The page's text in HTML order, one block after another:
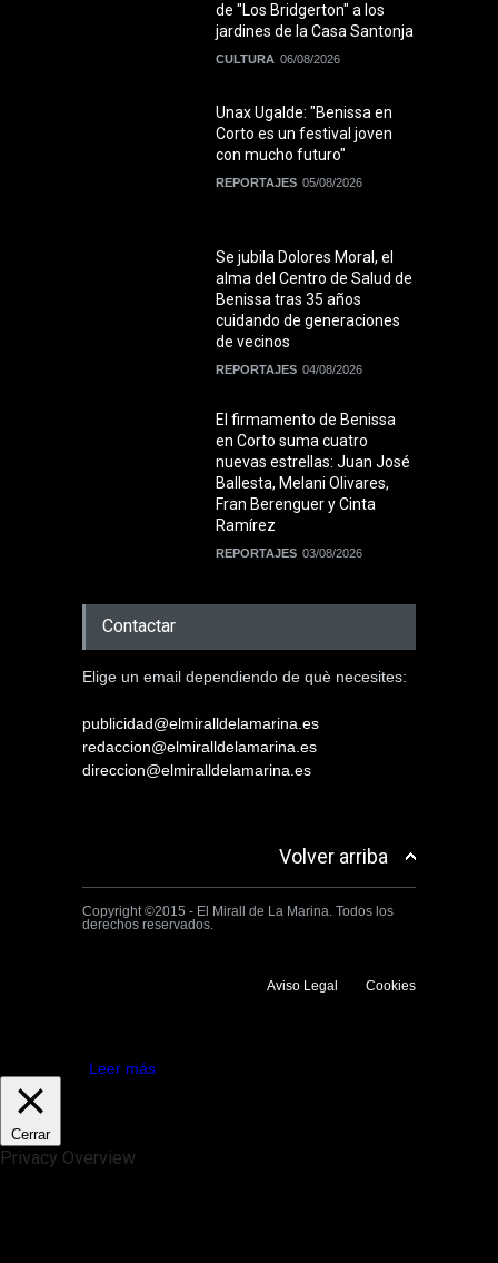
de "Los Bridgerton" a los
jardines de la Casa Santonja
CULTURA 06/08/2026
Unax Ugalde: "Benissa en
Corto es un festival joven
con mucho futuro"
REPORTAJES 05/08/2026
Se jubila Dolores Moral, el
alma del Centro de Salud de
Benissa tras 35 años
cuidando de generaciones
de vecinos
REPORTAJES 04/08/2026
El firmamento de Benissa
en Corto suma cuatro
nuevas estrellas: Juan José
Ballesta, Melani Olivares,
Fran Berenguer y Cinta
Ramírez
REPORTAJES 03/08/2026
Contactar
Elige un email dependiendo de què necesites:
publicidad@elmiralldelamarina.es
redaccion@elmiralldelamarina.es
direccion@elmiralldelamarina.es
Volver arriba
Copyright ©2015 - El Mirall de La Marina. Todos los
derechos reservados.
Aviso Legal Cookies
Leer más
Cerrar
Privacy Overview